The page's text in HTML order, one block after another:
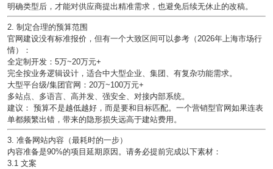
明确类型后，才能对供应商提出精准需求，也避免后续无休止的改稿。
2. 制定合理的预算范围
官网建设没有标准报价，但有一个大致区间可以参考（2026年上海市场行
情）：
全定制开发：5万~20万元+
完全按业务逻辑设计，适合中大型企业、集团、有复杂功能需求。
大型平台级/集团官网 ：20万~100万元+
多站点、多语言、高并发、强安全、对接内部系统。
建议： 预算不是越低越好，而是要和目标匹配。一个营销型官网如果连表
单都频繁出错，带来的隐形损失远高于建站费用。
3. 准备网站内容（最耗时的一步）
内容准备是90%的项目延期原因 。请务必提前完成以下素材：
3.1 文案